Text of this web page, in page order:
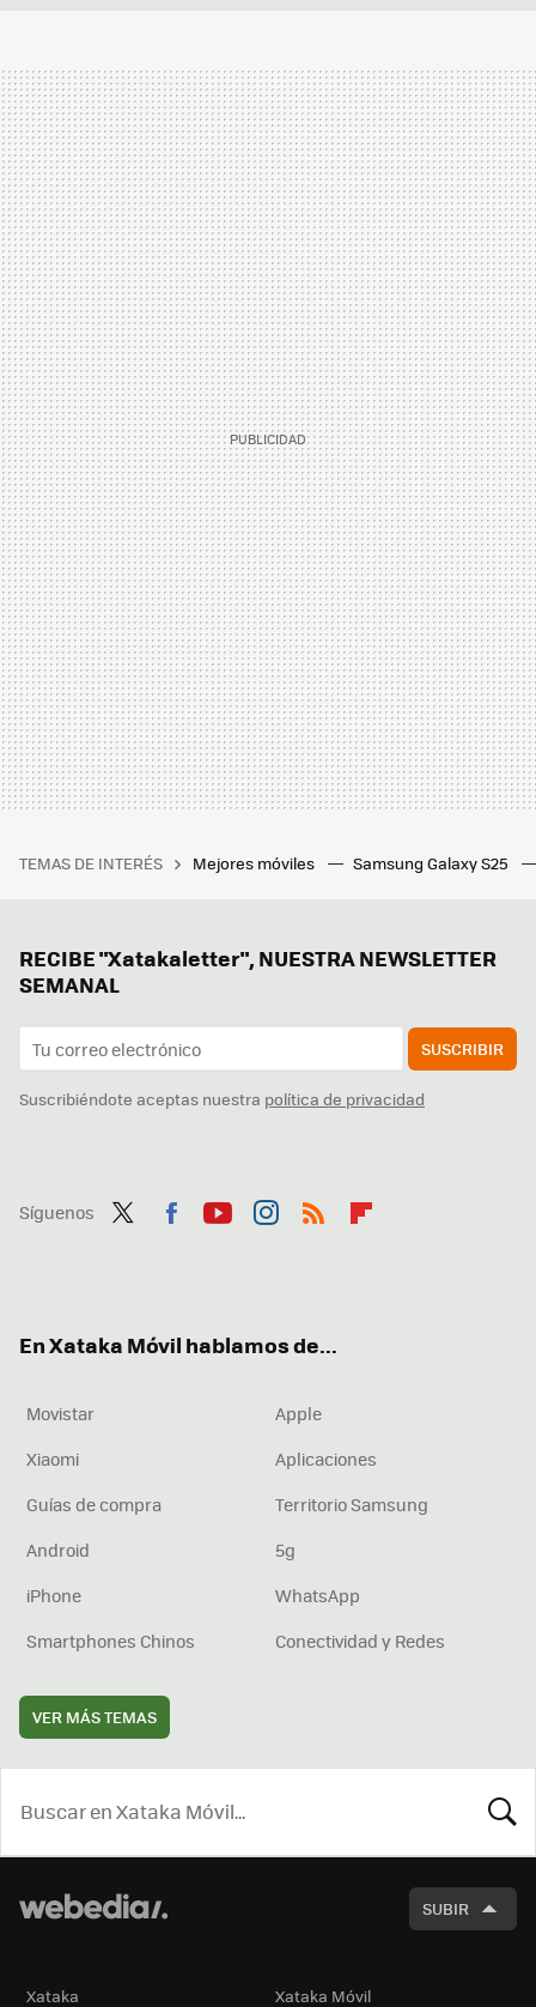
TEMAS DE INTERÉS Mejores móviles Samsung Galaxy S25
RECIBE "Xatakaletter", NUESTRA NEWSLETTER
SEMANAL
SUSCRIBIR
Suscribiéndote aceptas nuestra política de privacidad
Síguenos
En Xataka Móvil hablamos de...
Movistar
Apple
Xiaomi
Aplicaciones
Guías de compra
Territorio Samsung
Android
5g
iPhone
WhatsApp
Smartphones Chinos
Conectividad y Redes
VER MÁS TEMAS
SUBIR
Xataka Xataka Móvil